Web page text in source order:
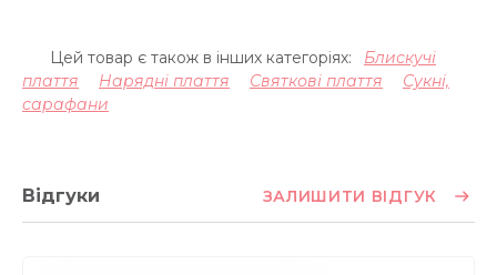
Цей товар є також в інших категоріях:
Блискучі
плаття
Нарядні плаття Святкові плаття
Сукні,
сарафани
Відгуки ЗАЛИШИТИ ВІДГУК